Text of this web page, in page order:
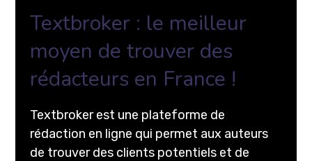
Textbroker : le meilleur
moyen de trouver des
rédacteurs en France !
Textbroker est une plateforme de
rédaction en ligne qui permet aux auteurs
de trouver des clients potentiels et de